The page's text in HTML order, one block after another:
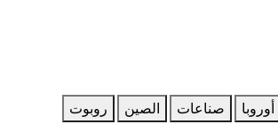
أوروبا صناعات الصين روبوت